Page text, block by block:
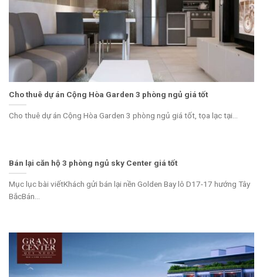
Cho thuê dự án Cộng Hòa Garden 3 phòng ngủ giá tốt
Cho thuê dự án Cộng Hòa Garden 3 phòng ngủ giá tốt, tọa lạc tại...
Bán lại căn hộ 3 phòng ngủ sky Center giá tốt
Mục lục bài viếtKhách gửi bán lại nền Golden Bay lô D17-17 hướng Tây
BắcBán...